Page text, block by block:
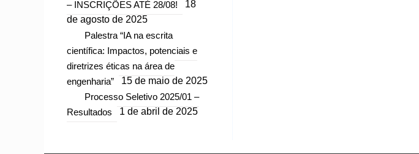
– INSCRIÇÕES ATÉ 28/08!
18
de agosto de 2025
Palestra “IA na escrita
científica: Impactos, potenciais e
diretrizes éticas na área de
engenharia”
15 de maio de 2025
Processo Seletivo 2025/01 –
Resultados
1 de abril de 2025